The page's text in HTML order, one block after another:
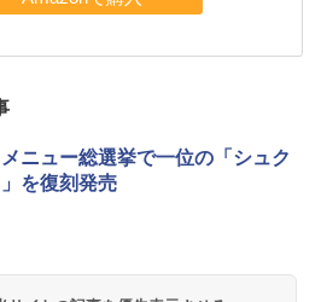
ニュー総選挙で一位の「シュク
を復刻発売